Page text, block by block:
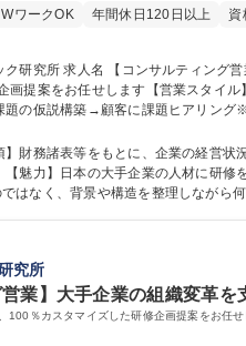
ワークOK 年間休日120日以上 資
事の内容 企業の組織課題をヒアリングし、10
画提案をお任せします【営業スタイ
師は専任が実施→振り返り・次回提
の流れ】入社後1ヶ月間の座学研修→現場配属後、OJT 募集職種
】財務諸表等をもとに、企業の経営
はなく、背景や構造を整理しながら
究所
営業】大手企業の組織変革
100％カスタマイズした研修企画提案をお任